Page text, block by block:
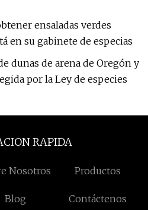
ensaladas verdes
en su gabinete de especias
dunas de arena de Oregón y
por la Ley de especies
RAPIDA
Nosotros Productos
Blog Contáctenos